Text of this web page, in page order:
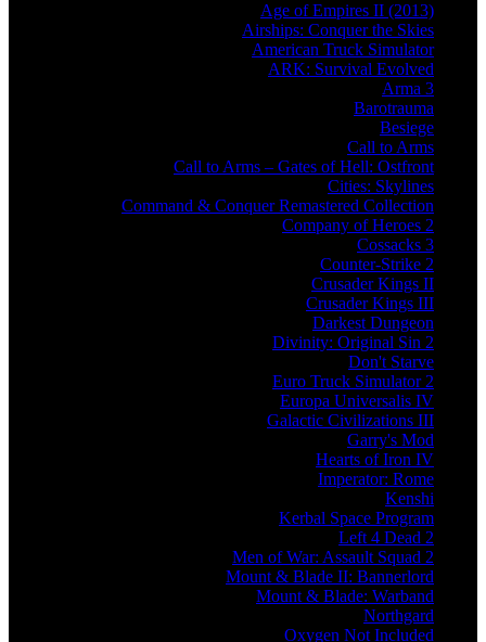
Age of Empires II (2013)
Airships: Conquer the Skies
American Truck Simulator
ARK: Survival Evolved
Arma 3
Barotrauma
Besiege
Call to Arms
Call to Arms – Gates of Hell: Ostfront
Cities: Skylines
Command & Conquer Remastered Collection
Company of Heroes 2
Cossacks 3
Counter-Strike 2
Crusader Kings II
Crusader Kings III
Darkest Dungeon
Divinity: Original Sin 2
Don't Starve
Euro Truck Simulator 2
Europa Universalis IV
Galactic Civilizations III
Garry's Mod
Hearts of Iron IV
Imperator: Rome
Kenshi
Kerbal Space Program
Left 4 Dead 2
Men of War: Assault Squad 2
Mount & Blade II: Bannerlord
Mount & Blade: Warband
Northgard
Oxygen Not Included